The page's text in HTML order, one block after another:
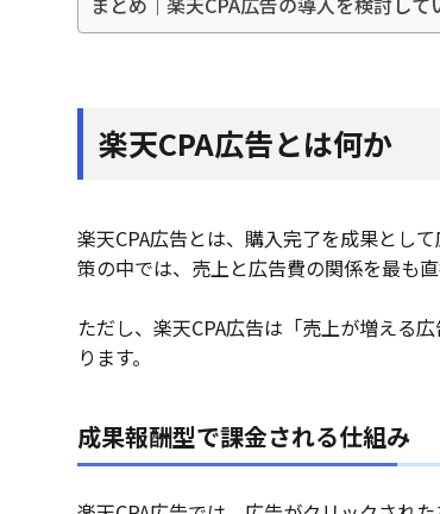
楽天CPA広告とは何か
楽天CPA広告とは、購入完了を成果とし
策の中では、売上と広告費の関係を最も
ただし、楽天CPA広告は「売上が増える
ります。
成果報酬型で課金される仕組み